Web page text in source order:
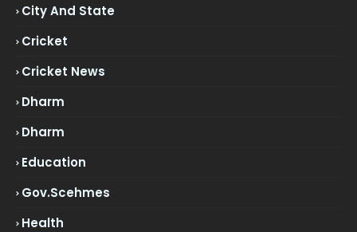
City And State
Cricket
Cricket News
Dharm
Dharm
Education
Gov.scehmes
Health